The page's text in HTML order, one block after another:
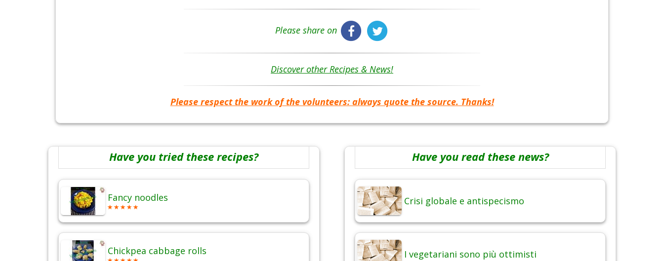
Please share on
Discover other Recipes & News!
Please respect the work of the volunteers: always quote the source. Thanks!
Have you tried these recipes?
Fancy noodles
Chickpea cabbage rolls
Have you read these news?
Crisi globale e antispecismo
I vegetariani sono più ottimisti